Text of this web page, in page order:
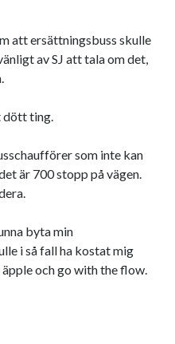
att ersättningsbuss skulle
av SJ att tala om det,
dött ting.
som inte kan
är 700 stopp på vägen.
byta min
i så fall ha kostat mig
och go with the flow.